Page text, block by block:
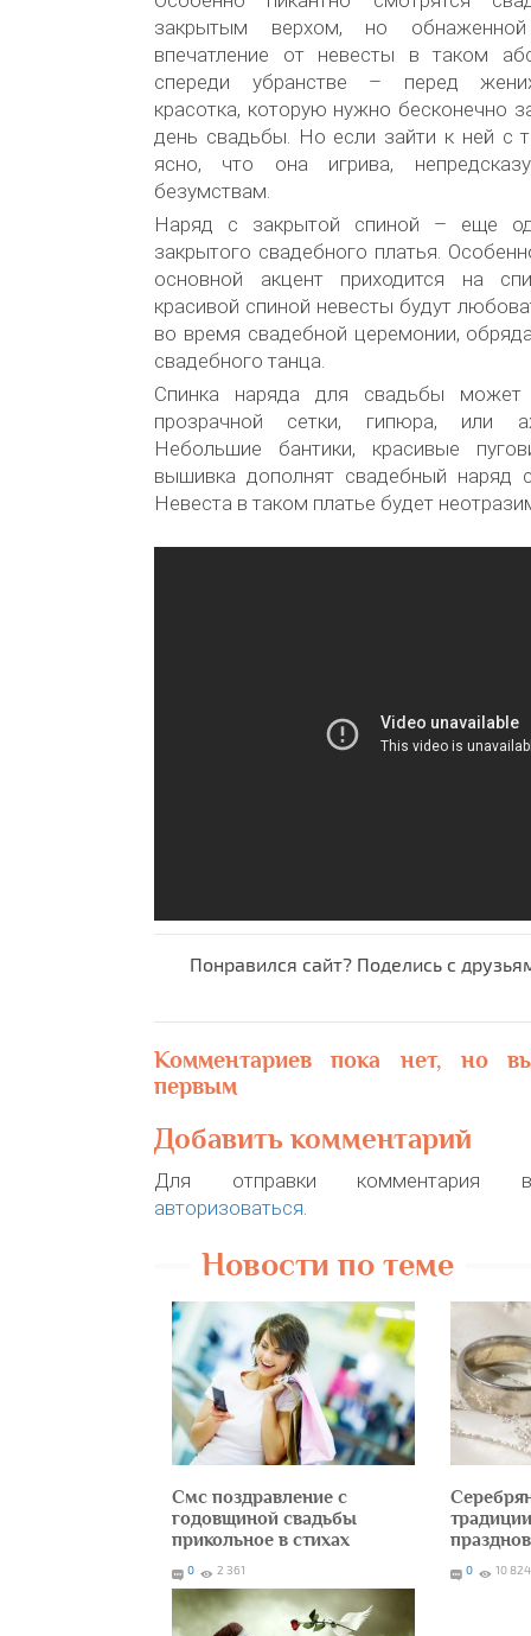
закрытым верхом, но
впечатление от невесты в таком
спереди убранстве – перед
красотка, которую нужно бесконечно
день свадьбы. Но если зайти к ней с
ясно, что она игрива,
безумствам.
Наряд с закрытой спиной – еще
закрытого свадебного платья.
основной акцент приходится на
красивой спиной невесты будут
во время свадебной церемонии,
свадебного танца.
Спинка наряда для свадьбы
прозрачной сетки, гипюра, или
Небольшие бантики, красивые
вышивка дополнят свадебный наряд
Невеста в таком платье будет
Понравился сайт? Поделись с
Комментариев пока нет, но
первым
Добавить комментарий
Для отправки комментария
авторизоваться.
Новости по теме
Смс поздравление с
годовщиной свадьбы
прикольное в стихах
0 2 361 0 10 824